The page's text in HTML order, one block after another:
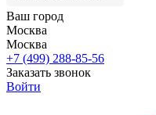
Ваш город
Москва
Москва
+7 (499) 288-85-56
Заказать звонок
Войти